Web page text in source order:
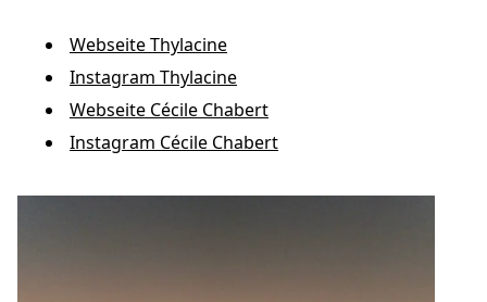
Webseite Thylacine
Instagram Thylacine
Webseite Cécile Chabert
Instagram Cécile Chabert